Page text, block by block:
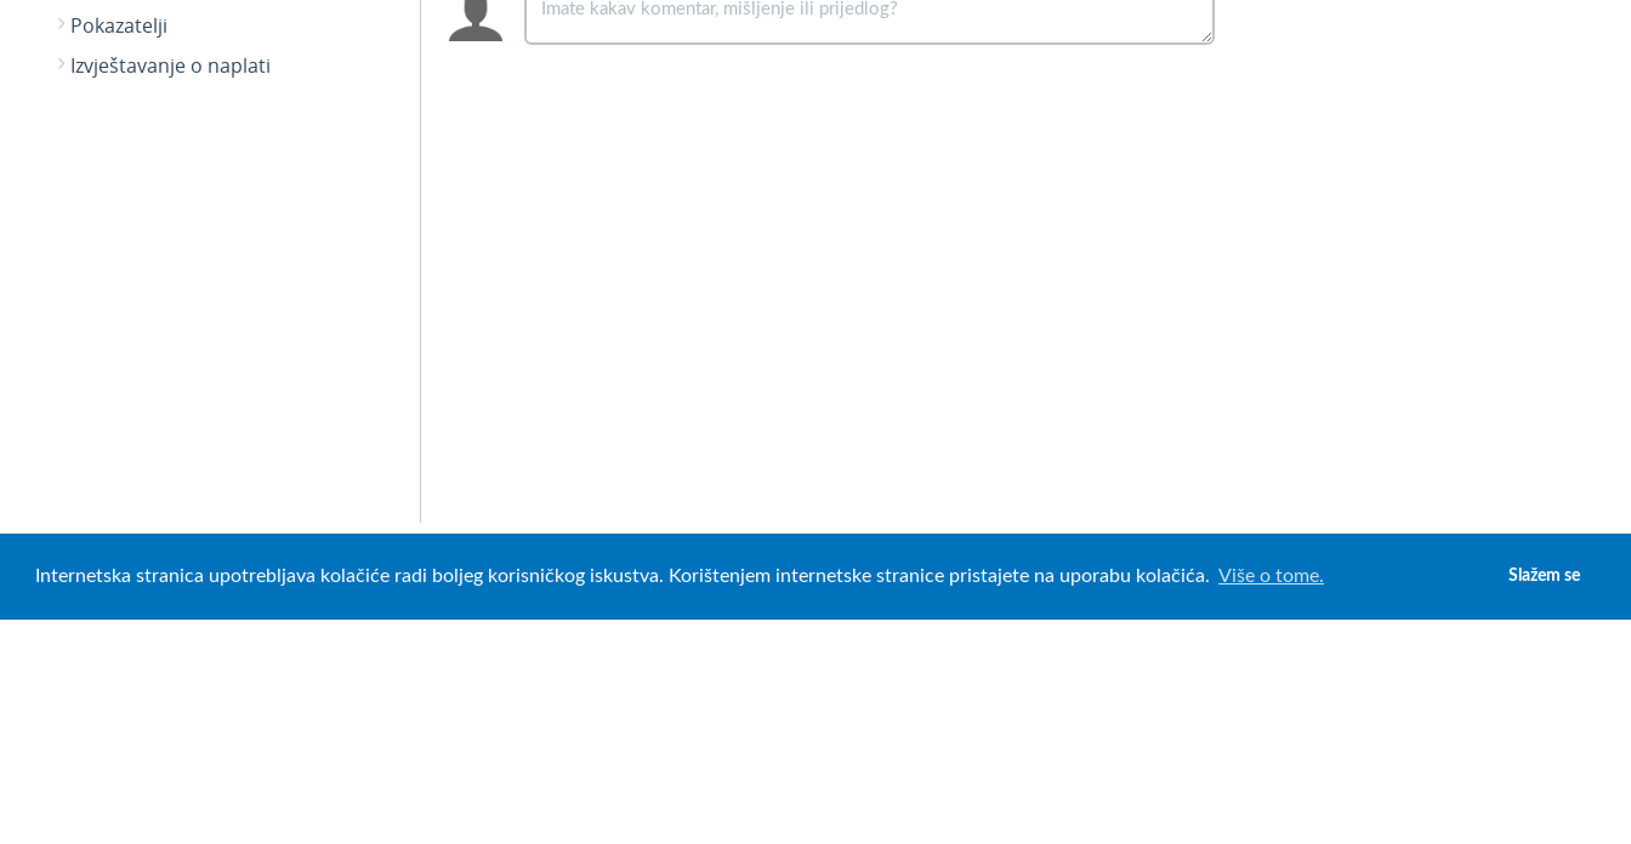
Internetska stranica upotrebljava kolačiće radi boljeg korisničkog iskustva. Korištenjem internetske stranice pristajete na uporabu kolačića. Više o tome. Slažem se
Pokazatelji
Izvještavanje o naplati